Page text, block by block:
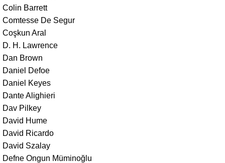
Colin Barrett
Comtesse De Segur
Coşkun Aral
D. H. Lawrence
Dan Brown
Daniel Defoe
Daniel Keyes
Dante Alighieri
Dav Pilkey
David Hume
David Ricardo
David Szalay
Defne Ongun Müminoğlu